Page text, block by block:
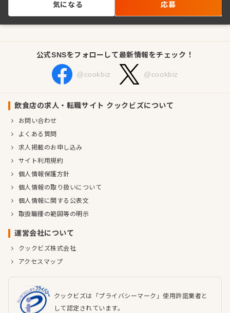
気になる 応募
公式SNSをフォローして最新情報をチェック！
@cookbiz @cookbiz
飲食店の求人・転職サイト クックビズについて
お問い合わせ
よくある質問
求人掲載のお申し込み
サイト利用規約
個人情報保護方針
個人情報の取り扱いについて
個人情報に関する公表文
取扱職種の範囲等の明示
運営会社について
クックビズ株式会社
アクセスマップ
クックビズは「プライバシーマーク」使用許諾業者と
して認定されています。